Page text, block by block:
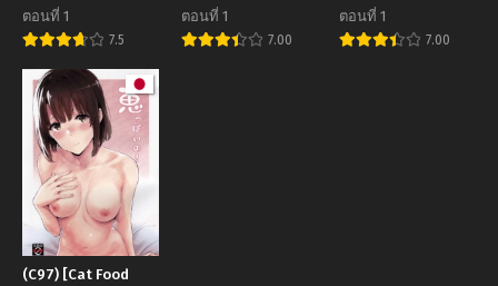
Nympho-mania
(Fate Grand Order)
ตอนที่ 1
7.5
Inferno (Fate Grand
Order)
ตอนที่ 1
7.00
Motto Raikou
Mama ni Amaetai I
want to depends
ตอนที่ 1
7.00
(C97) [Cat Food